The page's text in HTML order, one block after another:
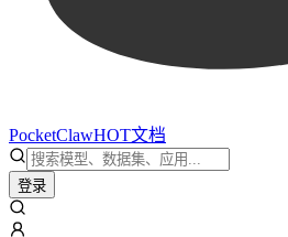
PocketClawHOT文档
登录